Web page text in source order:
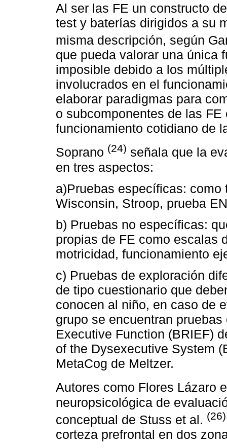
Al ser las FE un constructo
test y baterías dirigidos a su
misma descripción, según
que pueda valorar una única
imposible debido a los
involucrados en el
elaborar paradigmas para
o subcomponentes de las
funcionamiento cotidiano de
Soprano (24) señala que la
en tres aspectos:
a)Pruebas específicas: como
Wisconsin, Stroop, prueba
b) Pruebas no específicas:
propias de FE como escalas
motricidad, funcionamiento
c) Pruebas de exploración
de tipo cuestionario que
conocen al niño, en caso de
grupo se encuentran
Executive Function (BRIEF)
of the Dysexecutive System
MetaCog de Meltzer.
Autores como Flores Lázaro
neuropsicológica de
conceptual de Stuss et al. (26)
corteza prefrontal en dos